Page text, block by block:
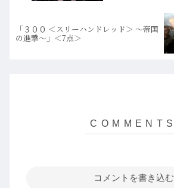
「３００ ＜スリーハンドレッド＞ ～帝国
の進撃～」＜7点＞
コメントを書き込む